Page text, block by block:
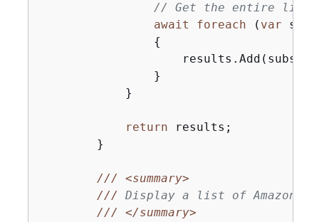
// Get the entire list
await
foreach ( var
{
                }
            }
return results;
        }
///
<summary>
/// Display a list of Amazon
///
</summary>